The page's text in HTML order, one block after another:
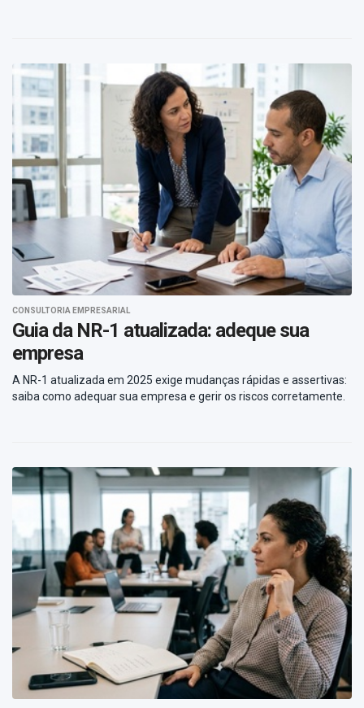
CONSULTORIA EMPRESARIAL
Guia da NR-1 atualizada: adeque sua
empresa
A NR-1 atualizada em 2025 exige mudanças rápidas e assertivas:
saiba como adequar sua empresa e gerir os riscos corretamente.